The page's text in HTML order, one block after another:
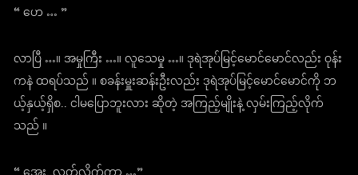
“ ဟေ … ”
လာပြီ …။ အမှုကြီး …။ လူသေမှု …။ ဒုရဲအုပ်မြင့်မောင်မောင်လည်း ဝုန်း
ကနဲ ထရပ်သည် ။ စခန်းမှူးဆန်းဦးလည်း ဒုရဲအုပ်မြင့်မောင်မောင်ကို ဘ
ယ့်နှယ့်ရှိစ.. ငါမပြောဘူးလား ဆိုတဲ့ အကြည့်မျိုးနဲ့ လှမ်းကြည့်လိုက်
သည် ။